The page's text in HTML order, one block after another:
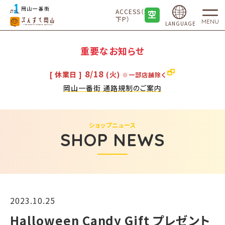
ACCESS（地
下P）
LANGUAGE MENU
重要なお知らせ
[ 休業日 ] 8/18 (火) ※一部店舗除く
岡山一番街 通路規制のご案内
SHOP NEWS
ショップニュース
2023.10.25
Halloween Candy Gift プレゼント